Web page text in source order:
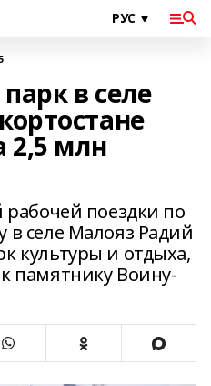
в селе
2,5 млн
рабочей поездки по
в селе Малояз Радий
культуры и отдыха,
памятнику Воину-